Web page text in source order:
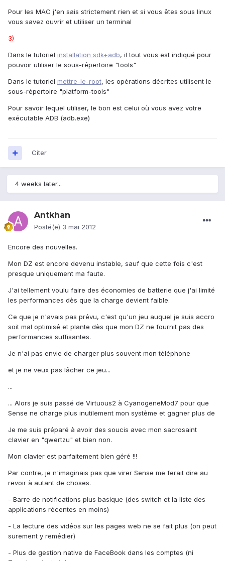
Pour les MAC j'en sais strictement rien et si vous êtes sous linux
vous savez ouvrir et utiliser un terminal
3)
Dans le tutoriel installation sdk+adb, il tout vous est indiqué pour
pouvoir utiliser le sous-répertoire "tools"
Dans le tutoriel mettre-le-root, les opérations décrites utilisent le
sous-répertoire "platform-tools"
Pour savoir lequel utiliser, le bon est celui où vous avez votre
exécutable ADB (adb.exe)
Citer
4 weeks later...
Antkhan
Posté(e) 3 mai 2012
Encore des nouvelles.
Mon DZ est encore devenu instable, sauf que cette fois c'est
presque uniquement ma faute.
J'ai tellement voulu faire des économies de batterie que j'ai limité
les performances dès que la charge devient faible.
Ce que je n'avais pas prévu, c'est qu'un jeu auquel je suis accro
soit mal optimisé et plante dès que mon DZ ne fournit pas des
performances suffisantes.
Je n'ai pas envie de charger plus souvent mon téléphone
et je ne veux pas lâcher ce jeu...
...
... Alors je suis passé de Virtuous2 à CyanogeneMod7 pour que
Sense ne charge plus inutilement mon système et gagner plus de
Je me suis préparé à avoir des soucis avec mon sacrosaint
clavier en "qwertzu" et bien non.
Mon clavier est parfaitement bien géré !!!
Par contre, je n'imaginais pas que virer Sense me ferait dire au
revoir à autant de choses.
- Barre de notifications plus basique (des switch et la liste des
applications récentes en moins)
- La lecture des vidéos sur les pages web ne se fait plus (on peut
surement y remédier)
- Plus de gestion native de FaceBook dans les comptes (ni